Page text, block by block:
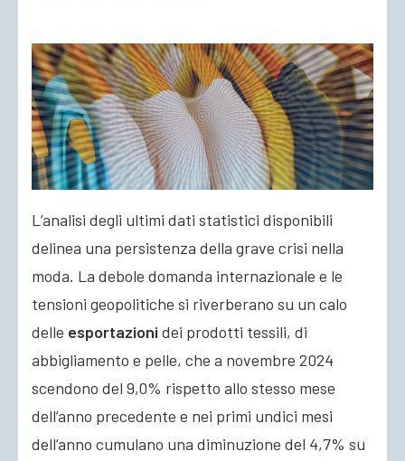
L’analisi degli ultimi dati statistici disponibili
delinea una persistenza della grave crisi nella
moda. La debole domanda internazionale e le
tensioni geopolitiche si riverberano su un calo
delle esportazioni dei prodotti tessili, di
abbigliamento e pelle, che a novembre 2024
scendono del 9,0% rispetto allo stesso mese
dell’anno precedente e nei primi undici mesi
dell’anno cumulano una diminuzione del 4,7% su